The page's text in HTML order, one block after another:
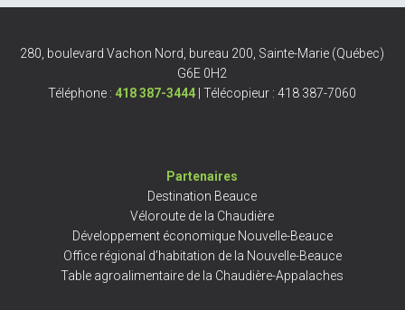
280, boulevard Vachon Nord, bureau 200, Sainte-Marie (Québec)
G6E 0H2
Téléphone : 418 387-3444 | Télécopieur : 418 387-7060
Partenaires
Destination Beauce
Véloroute de la Chaudière
Développement économique Nouvelle-Beauce
Office régional d’habitation de la Nouvelle-Beauce
Table agroalimentaire de la Chaudière-Appalaches